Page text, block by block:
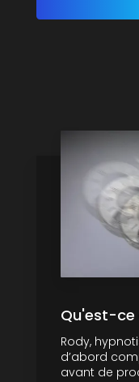
Qu'est-ce
Rody,
d’abord
avant de